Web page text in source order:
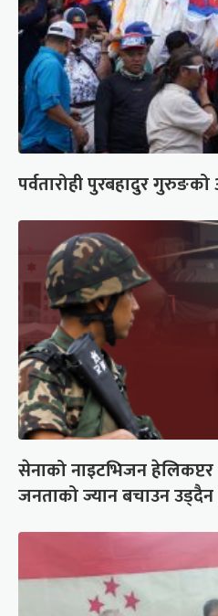
पर्वतारोही पुरबहादुर गुरुङको
सेनाको नाइटभिजन
जनताको ज्यान बचाउन उड्दैन